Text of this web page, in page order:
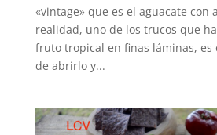
«vintage» que es el aguacate con
realidad, uno de los trucos que
fruto tropical en finas láminas, es
de abrirlo y...